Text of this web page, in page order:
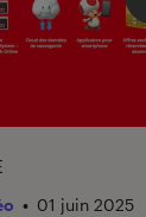
• 01 juin 2025